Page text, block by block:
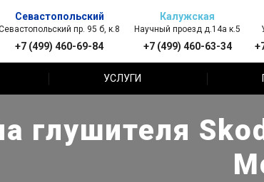
Севастопольский
пр. 95 б, к.8
+7 (499) 460-69-84
Калужская
Научный проезд д.14а к.5
+7 (499) 460-63-34
УСЛУГИ
глушителя